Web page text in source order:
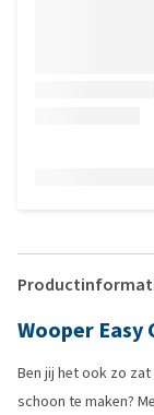
Wooper
Ben jij het ook zo
schoon te maken?